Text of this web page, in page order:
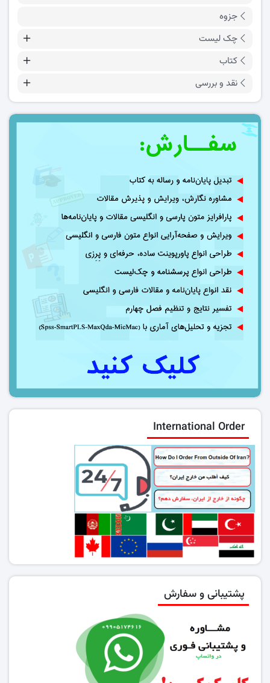
جزوه
چک لیست
کتاب
نقد و بررسی
International Order
پشتیبانی و سفارش